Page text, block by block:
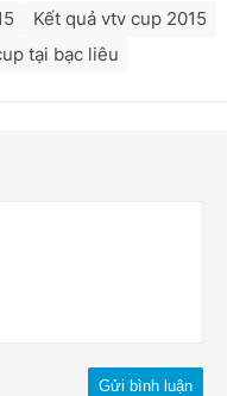
Kết quả vtv cup 2015
tại bạc liêu
Gửi bình luận